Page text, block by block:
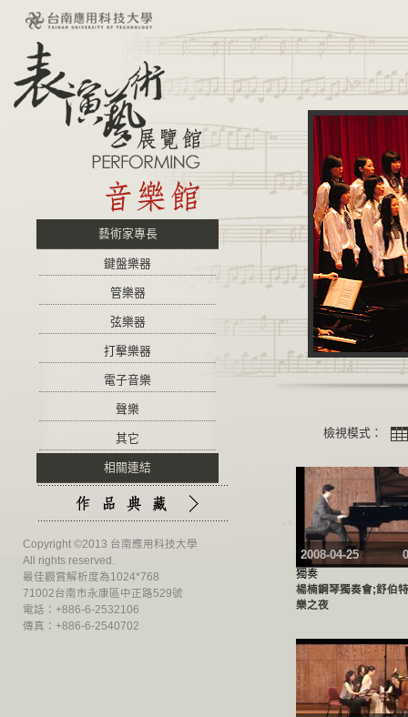
藝術家專長
鍵盤樂器
管樂器
弦樂器
打擊樂器
電子音樂
聲樂
其它
相關連結
Copyright ©2013 台南應用科技大學
All rights reserved.
最佳觀賞解析度為1024*768
71002台南市永康區中正路529號
電話：+886-6-2532106
傳真：+886-6-2540702
檢視模式：
2008-04-25
獨奏
楊楠鋼琴獨奏會;舒伯
樂之夜